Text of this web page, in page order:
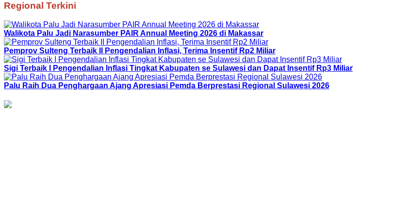
Regional Terkini
Walikota Palu Jadi Narasumber PAIR Annual Meeting 2026 di Makassar
Pemprov Sulteng Terbaik II Pengendalian Inflasi, Terima Insentif Rp2 Miliar
Sigi Terbaik I Pengendalian Inflasi Tingkat Kabupaten se Sulawesi dan Dapat Insentif Rp3 Miliar
Palu Raih Dua Penghargaan Ajang Apresiasi Pemda Berprestasi Regional Sulawesi 2026